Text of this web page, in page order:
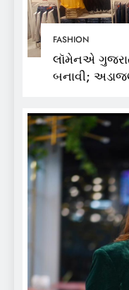
FASHION
લૉમેનએ
બનાવી;